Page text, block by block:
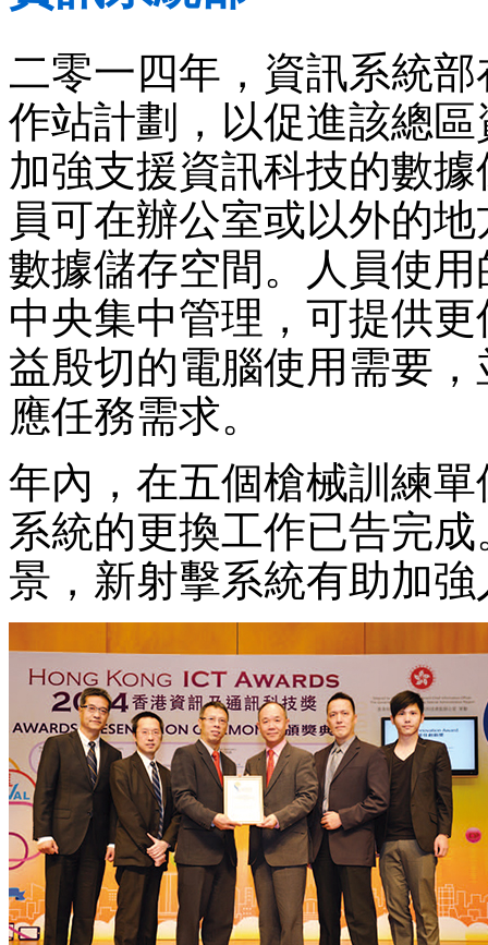
二零一四年，資訊系統
作站計劃，以促進該總
加強支援資訊科技的數
員可在辦公室或以外的
數據儲存空間。人員使
中央集中管理，可提供
益殷切的電腦使用需要
應任務需求。
年內，在五個槍械訓練
系統的更換工作已告完
景，新射擊系統有助加